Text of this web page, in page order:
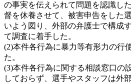
の事実を伝えられて問題を認識し
督を休養させて、被害申告をした
いよう図り、外部の弁護士で構成
て調査に着手した。
(2)本件各行為に暴力等有形力の行
た。
(3)本件各行為に関する相談窓口の
しておらず、選手やスタッフは外